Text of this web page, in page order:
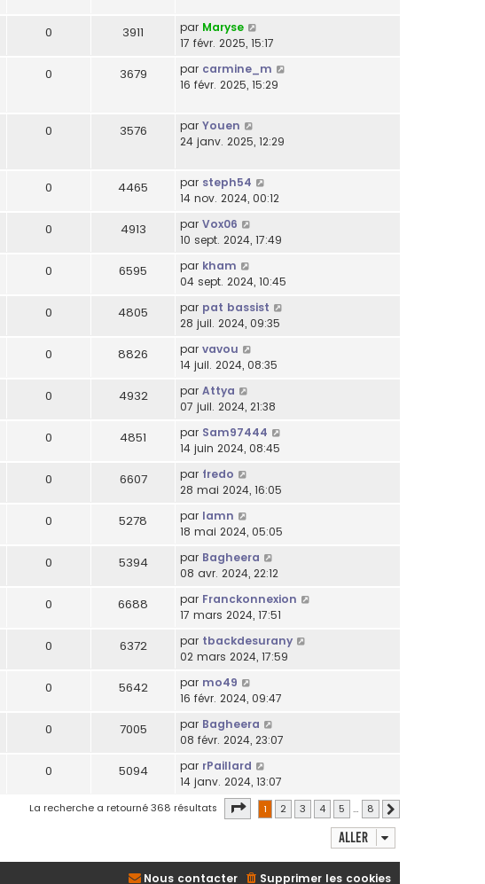
0 3911 par Maryse
17 févr. 2025, 15:17
0 3679 par carmine_m
16 févr. 2025, 15:29
0 3576 par Youen
24 janv. 2025, 12:29
0 4465 par steph54
14 nov. 2024, 00:12
0 4913 par Vox06
10 sept. 2024, 17:49
0 6595 par kham
04 sept. 2024, 10:45
0 4805 par pat bassist
28 juil. 2024, 09:35
0 8826 par vavou
14 juil. 2024, 08:35
0 4932 par Attya
07 juil. 2024, 21:38
0 4851 par Sam97444
14 juin 2024, 08:45
0 6607 par fredo
28 mai 2024, 16:05
0 5278 par lamn
18 mai 2024, 05:05
0 5394 par Bagheera
08 avr. 2024, 22:12
0 6688 par Franckonnexion
17 mars 2024, 17:51
0 6372 par tbackdesurany
02 mars 2024, 17:59
0 5642 par mo49
16 févr. 2024, 09:47
0 7005 par Bagheera
08 févr. 2024, 23:07
0 5094 par rPaillard
14 janv. 2024, 13:07
La recherche a retourné 368 résultats Page sur 8
1 2 3 4 5 … 8
Aller
Supprimer les cookies
Nous contacter